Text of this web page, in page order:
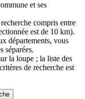
et ses
compris entre
est de 10 km).
départements, vous
séparées.
la loupe ; la liste des
de recherche est